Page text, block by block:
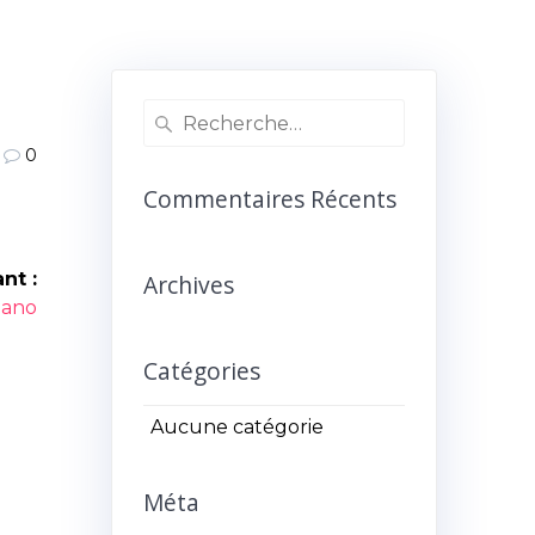
0
:
Recherche
pour
Commentaires Récents
Archives
Catégories
Aucune catégorie
Méta